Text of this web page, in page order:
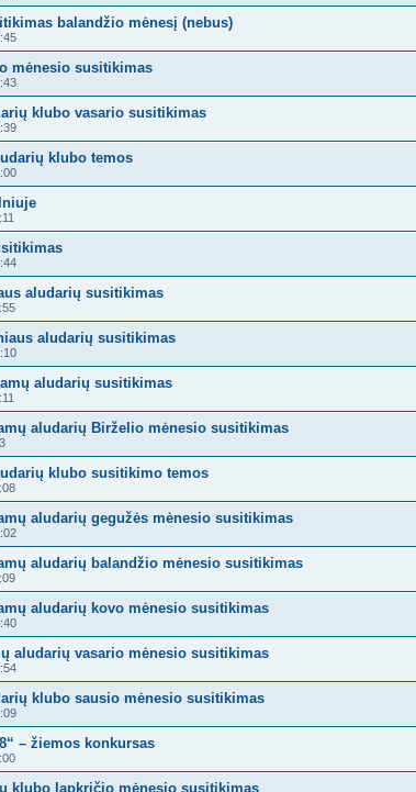
balandžio mėnesį (nebus)
mėnesio susitikimas
klubo vasario susitikimas
klubo temos
aludarių susitikimas
aludarių susitikimas
aludarių susitikimas
aludarių Birželio mėnesio susitikimas
klubo susitikimo temos
aludarių gegužės mėnesio susitikimas
aludarių balandžio mėnesio susitikimas
aludarių kovo mėnesio susitikimas
aludarių vasario mėnesio susitikimas
klubo sausio mėnesio susitikimas
– žiemos konkursas
klubo lapkričio mėnesio susitikimas